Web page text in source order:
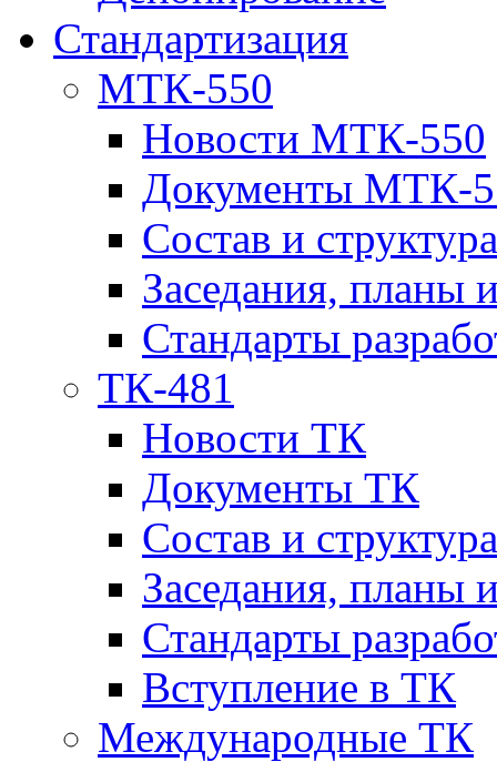
Стандартизация
МТК-550
Новости МТК-550
Документы МТК-
Состав и структура
Заседания, планы
Стандарты
ТК-481
Новости ТК
Документы ТК
Cостав и
Заседания, планы
Стандарты
Вступление в ТК
Международные ТК